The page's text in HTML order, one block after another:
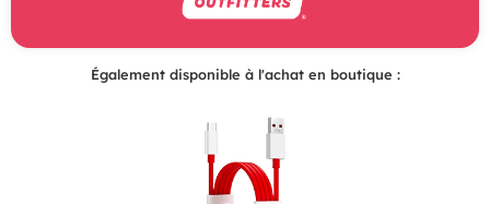
Également disponible à l'achat en boutique :